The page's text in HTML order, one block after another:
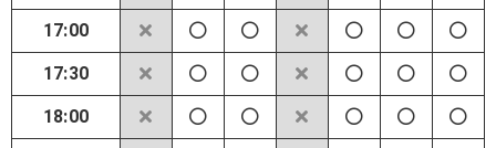
17:00
17:30
18:00